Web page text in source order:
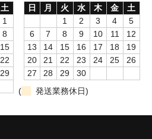
土
1
8
15
22
29
日
月 火 水 木 金
土
1
2 3 4
5
6
7 8 9 10 11
12
13
14 15 16 17 18
19
20
21 22 23 24 25
26
27
28 29
30
(
発送業務休日)